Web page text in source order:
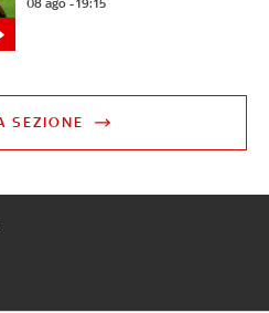
08 ago - 19:15
SEZIONE